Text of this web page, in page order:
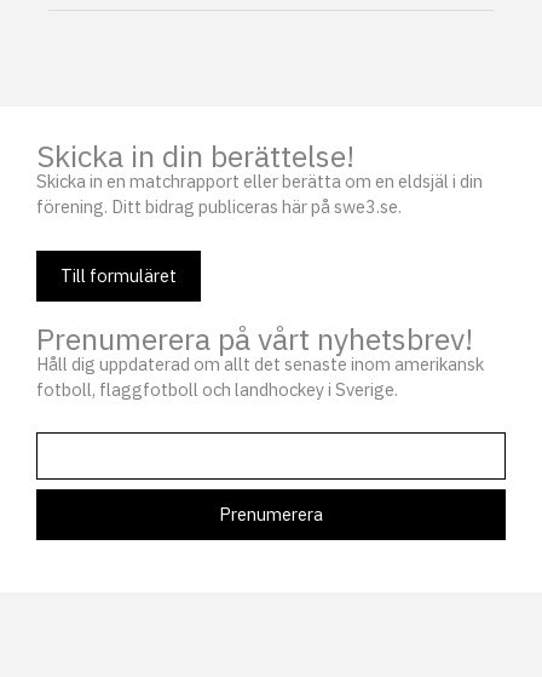
Skicka in din berättelse!
Skicka in en matchrapport eller berätta om en eldsjäl i din
förening. Ditt bidrag publiceras här på swe3.se.
Till formuläret
Prenumerera på vårt nyhetsbrev!
Håll dig uppdaterad om allt det senaste inom amerikansk
fotboll, flaggfotboll och landhockey i Sverige.